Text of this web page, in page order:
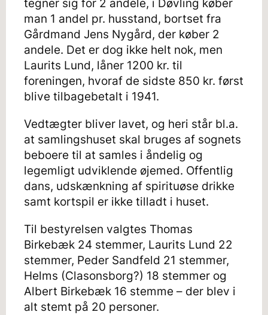
tegner sig for 2 andele, i Døvling køber
man 1 andel pr. husstand, bortset fra
Gårdmand Jens Nygård, der køber 2
andele. Det er dog ikke helt nok, men
Laurits Lund, låner 1200 kr. til
foreningen, hvoraf de sidste 850 kr. først
blive tilbagebetalt i 1941.
Vedtægter bliver lavet, og heri står bl.a.
at samlingshuset skal bruges af sognets
beboere til at samles i åndelig og
legemligt udviklende øjemed. Offentlig
dans, udskænkning af spirituøse drikke
samt kortspil er ikke tilladt i huset.
Til bestyrelsen valgtes Thomas
Birkebæk 24 stemmer, Laurits Lund 22
stemmer, Peder Sandfeld 21 stemmer,
Helms (Clasonsborg?) 18 stemmer og
Albert Birkebæk 16 stemme – der blev i
alt stemt på 20 personer.